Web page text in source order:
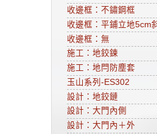
收邊框：不鏽鋼框
收邊框：平鋪立地5cm
收邊框：無
施工：地鉸鍊
施工：地閂防塵套
玉山系列-ES302
設計：地鉸鏈
設計：大門內側
設計：大門內＋外